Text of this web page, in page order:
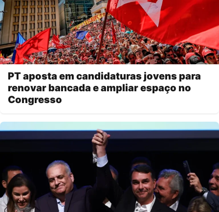
PT aposta em candidaturas jovens para
renovar bancada e ampliar espaço no
Congresso